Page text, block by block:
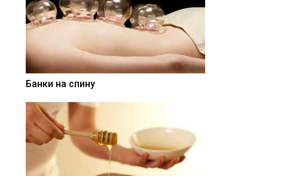
Банки на спину